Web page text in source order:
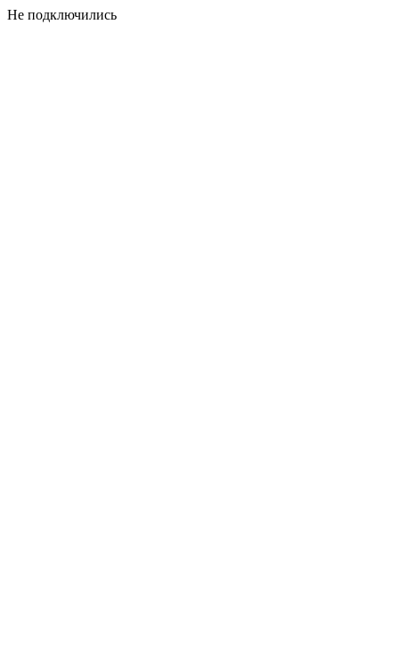
Не подключились